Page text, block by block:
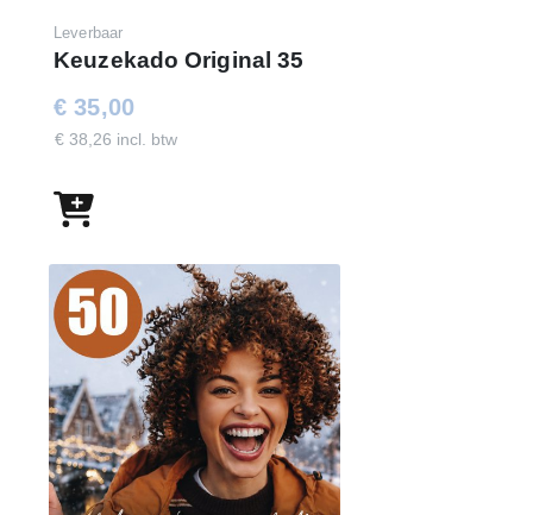
Leverbaar
Keuzekado Original 35
€ 35,00
€ 38,26 incl. btw